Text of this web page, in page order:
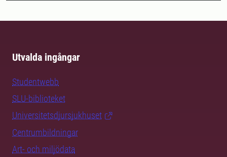
Utvalda ingångar
Studentwebb
SLU-biblioteket
Universitetsdjursjukhuset
Centrumbildningar
Art- och miljödata